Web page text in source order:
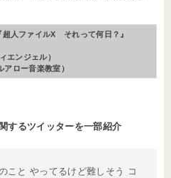
人ファイルX それって何日？』
エンジェル）
ロー音楽教室）
するツイッターを一部紹介
こと やってるけど難しそう コ